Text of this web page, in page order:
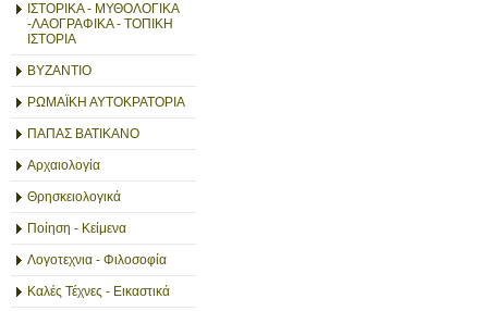
ΙΣΤΟΡΙΚΑ - ΜΥΘΟΛΟΓΙΚΑ
-ΛΑΟΓΡΑΦΙΚΑ - ΤΟΠΙΚΗ
ΙΣΤΟΡΙΑ
ΒΥΖΑΝΤΙΟ
ΡΩΜΑΪΚΗ ΑΥΤΟΚΡΑΤΟΡΙΑ
ΠΑΠΑΣ ΒΑΤΙΚΑΝΟ
Αρχαιολογία
Θρησκειολογικά
Ποίηση - Κείμενα
Λογοτεχνια - Φιλοσοφία
Καλές Τέχνες - Εικαστικά